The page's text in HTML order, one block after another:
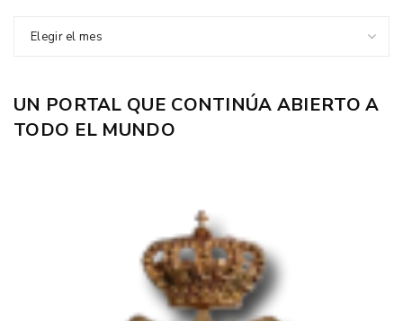
Elegir el mes
UN PORTAL QUE CONTINÚA ABIERTO A
TODO EL MUNDO